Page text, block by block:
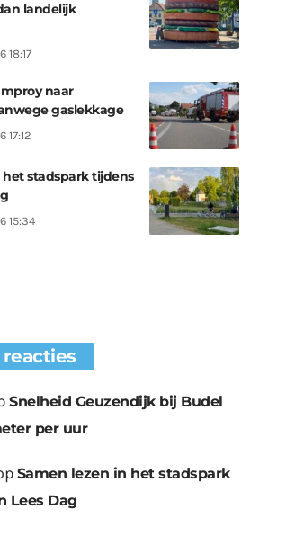
landelijk
18:17
naar
gaslekkage
stadspark tijdens
15:34
Snelheid Geuzendijk bij Budel
per uur
Samen lezen in het stadspark
Lees Dag